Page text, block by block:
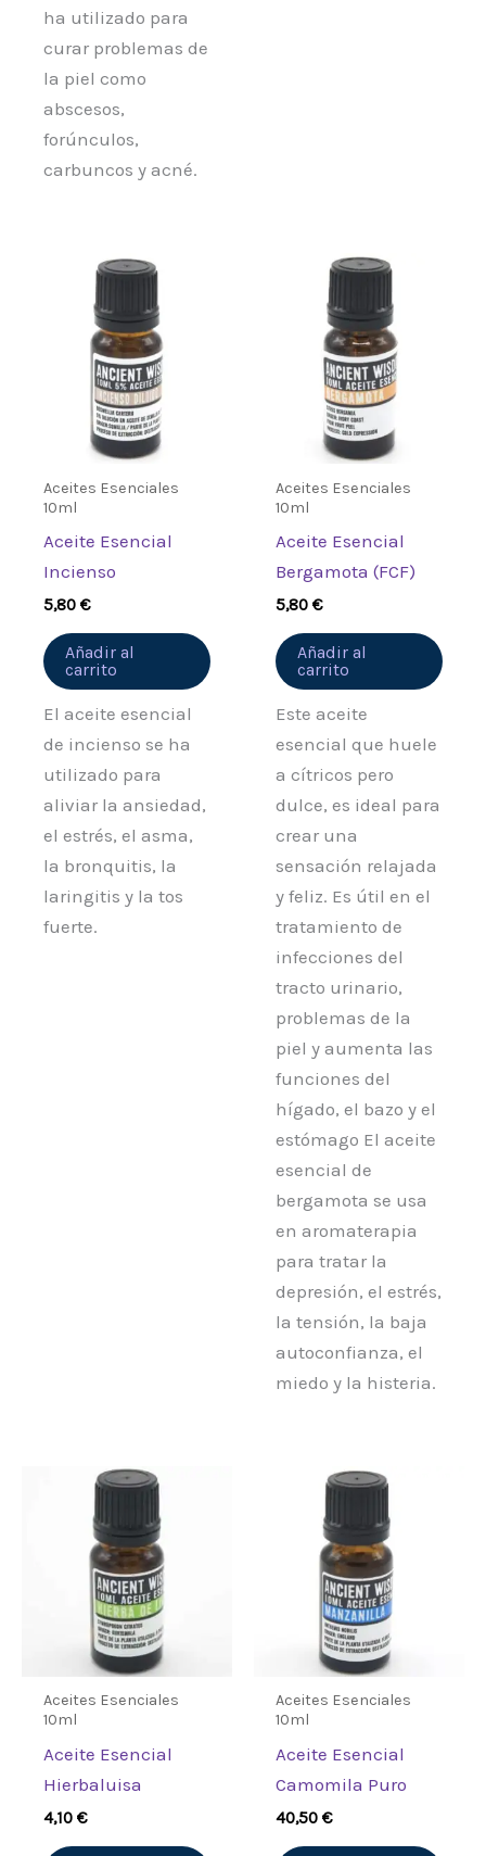
ha utilizado para
curar problemas de
la piel como
abscesos,
forúnculos,
carbuncos y acné.
Aceites Esenciales
10ml
Aceite Esencial
Incienso
5,80€
Añadir al
carrito
El aceite esencial
de incienso se ha
utilizado para
aliviar la ansiedad,
el estrés, el asma,
la bronquitis, la
laringitis y la tos
fuerte.
Aceites Esenciales
10ml
Aceite Esencial
Bergamota (FCF)
5,80€
Añadir al
carrito
Este aceite
esencial que huele
a cítricos pero
dulce, es ideal para
crear una
sensación relajada
y feliz. Es útil en el
tratamiento de
infecciones del
tracto urinario,
problemas de la
piel y aumenta las
funciones del
hígado, el bazo y el
estómago El aceite
esencial de
bergamota se usa
en aromaterapia
para tratar la
depresión, el estrés,
la tensión, la baja
autoconfianza, el
miedo y la histeria.
Aceites Esenciales
10ml
Aceite Esencial
Hierbaluisa
4,10€
Aceites Esenciales
10ml
Aceite Esencial
Camomila Puro
40,50€